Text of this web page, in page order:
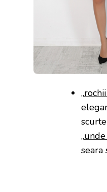
„
„
seara